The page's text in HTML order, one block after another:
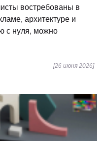
востребованы в
архитектуре и
с нуля, можно
[26 июня 2026]